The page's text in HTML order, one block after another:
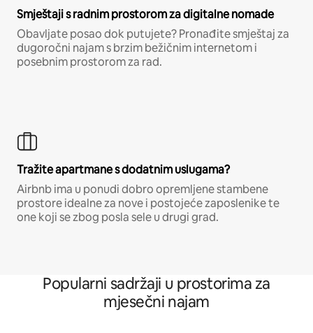
Smještaji s radnim prostorom za digitalne nomade
Obavljate posao dok putujete? Pronađite smještaj za
dugoročni najam s brzim bežičnim internetom i
posebnim prostorom za rad.
Tražite apartmane s dodatnim uslugama?
Airbnb ima u ponudi dobro opremljene stambene
prostore idealne za nove i postojeće zaposlenike te
one koji se zbog posla sele u drugi grad.
Popularni sadržaji u prostorima za
mjesečni najam